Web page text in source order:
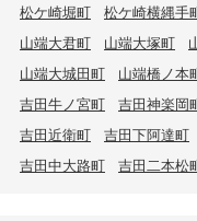
松ケ崎堀町
松ケ崎横縄手
山端大君町
山端大塚町
山端大城田町
山端橋ノ本
吉田牛ノ宮町
吉田神楽岡
吉田近衛町
吉田下阿達町
吉田中大路町
吉田二本松